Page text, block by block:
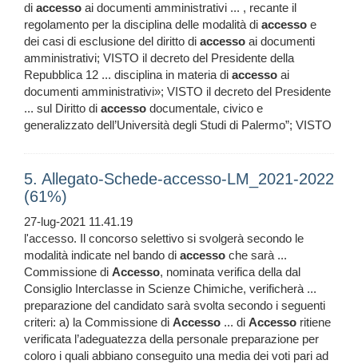
di accesso ai documenti amministrativi ... , recante il
regolamento per la disciplina delle modalità di accesso e
dei casi di esclusione del diritto di accesso ai documenti
amministrativi; VISTO il decreto del Presidente della
Repubblica 12 ... disciplina in materia di accesso ai
documenti amministrativi»; VISTO il decreto del Presidente
... sul Diritto di accesso documentale, civico e
generalizzato dell’Università degli Studi di Palermo”; VISTO
5. Allegato-Schede-accesso-LM_2021-2022
(61%)
27-lug-2021 11.41.19
l'accesso. Il concorso selettivo si svolgerà secondo le
modalità indicate nel bando di accesso che sarà ...
Commissione di Accesso, nominata verifica della dal
Consiglio Interclasse in Scienze Chimiche, verificherà ...
preparazione del candidato sarà svolta secondo i seguenti
criteri: a) la Commissione di Accesso ... di Accesso ritiene
verificata l’adeguatezza della personale preparazione per
coloro i quali abbiano conseguito una media dei voti pari ad